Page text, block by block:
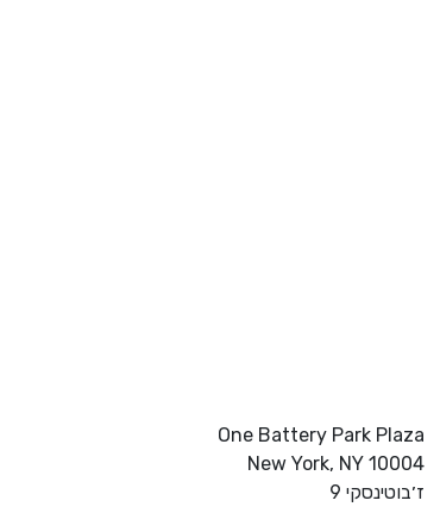
One Battery Park Plaza
New York, NY 10004
ז׳בוטינסקי 9